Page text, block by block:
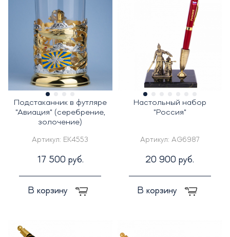
Подстаканник в футляре
"Авиация" (серебрение,
золочение)
Артикул: EK4553
17 500 руб.
В корзину
Настольный набор
"Россия"
Артикул: AG6987
20 900 руб.
В корзину